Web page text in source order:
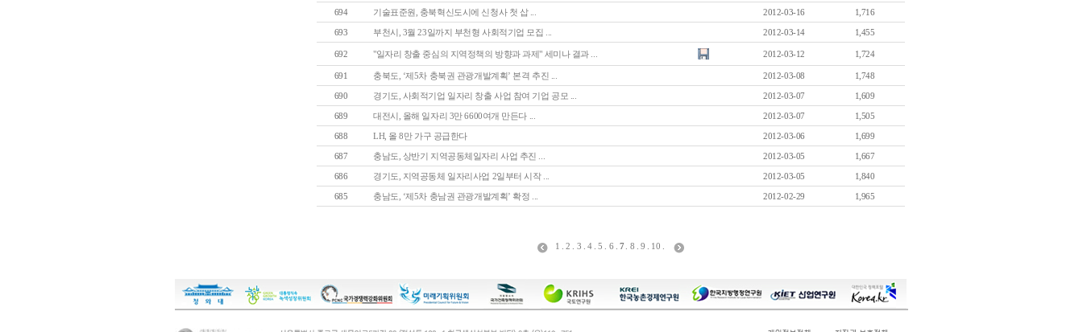
694 기술표준원, 충북혁신도시에 신청사 첫 삽 ... 2012-03-16 1,716
693 부천시, 3월 23일까지 부천형 사회적기업 모집 ... 2012-03-14 1,455
692 "일자리 창출 중심의 지역정책의 방향과 과제" 세미나 결과 ... 2012-03-12 1,724
691 충북도, ‘제5차 충북권 관광개발계획’ 본격 추진 ... 2012-03-08 1,748
690 경기도, 사회적기업 일자리 창출 사업 참여 기업 공모 ... 2012-03-07 1,609
689 대전시, 올해 일자리 3만 6600여개 만든다 ... 2012-03-07 1,505
688 LH, 올 8만 가구 공급한다 2012-03-06 1,699
687 충남도, 상반기 지역공동체일자리 사업 추진 ... 2012-03-05 1,667
686 경기도, 지역공동체 일자리사업 2일부터 시작 ... 2012-03-05 1,840
685 충남도, ‘제5차 충남권 관광개발계획’ 확정 ... 2012-02-29 1,965
1 .2 . 3 . 4.5 . 6 . 7. 8 . 9 . 10 .